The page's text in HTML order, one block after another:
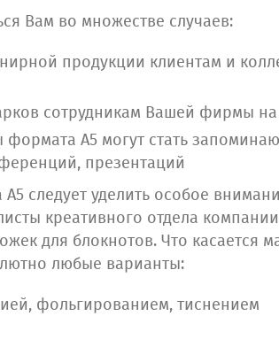
Вам во множестве случаев:
продукции клиентам и
сотрудникам Вашей фирмы
А5 могут стать
презентаций
следует уделить особое
креативного отдела
для блокнотов. Что касается
любые варианты:
фольгированием, тиснением